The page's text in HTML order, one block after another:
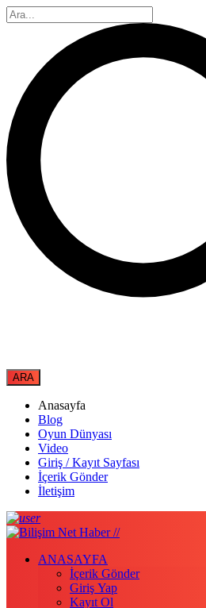
Anasayfa
Blog
Oyun Dünyası
Video
Giriş / Kayıt Sayfası
İçerik Gönder
İletişim
ANASAYFA
İçerik Gönder
Giriş Yap
Kayıt Ol